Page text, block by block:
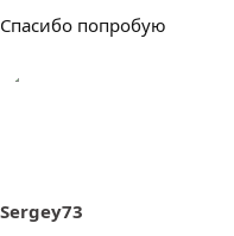
Спасибо попробую
Sergey73